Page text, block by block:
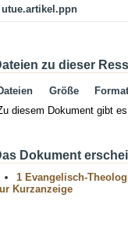
utue.artikel.ppn
zu dieser
Größe
Format
diesem Dokument gibt
Dokument
1 Evangelisch-
Kurzanzeige